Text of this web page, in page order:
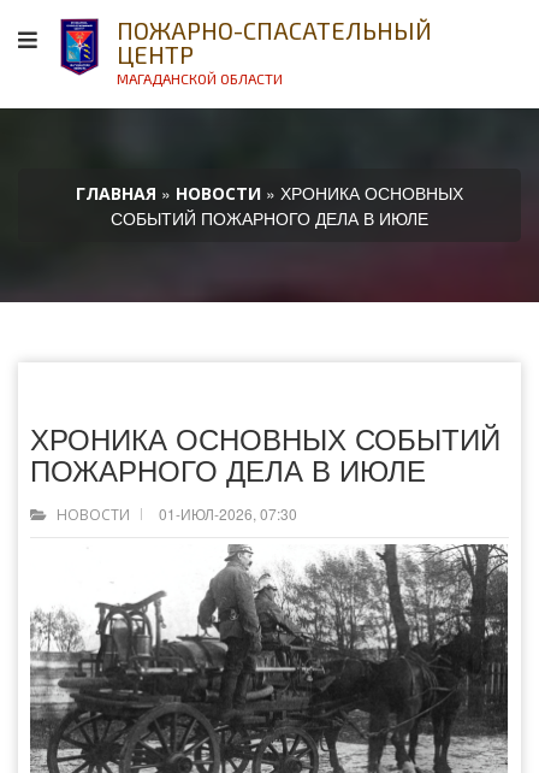
ПОЖАРНО-СПАСАТЕЛЬНЫЙ
ЦЕНТР
МАГАДАНСКОЙ ОБЛАСТИ
ГЛАВНАЯ » НОВОСТИ » ХРОНИКА ОСНОВНЫХ
СОБЫТИЙ ПОЖАРНОГО ДЕЛА В ИЮЛЕ
ХРОНИКА ОСНОВНЫХ СОБЫТИЙ
ПОЖАРНОГО ДЕЛА В ИЮЛЕ
НОВОСТИ 01-ИЮЛ-2026, 07:30